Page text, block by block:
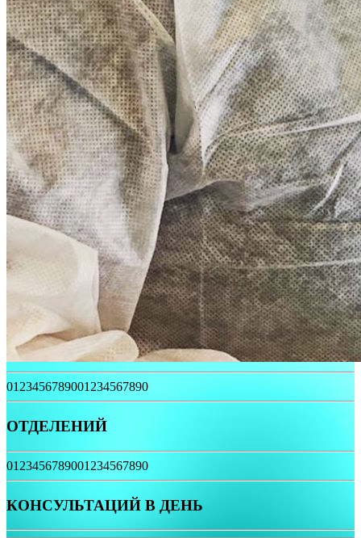
0123456789001234567890
ОТДЕЛЕНИЙ
01 23456789001 234567890
КОНСУЛЬТАЦИЙ В ДЕНЬ